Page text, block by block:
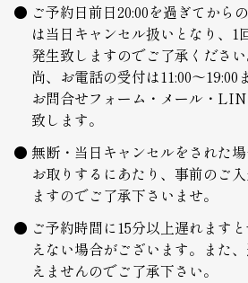
ご予約日前日20:00を過ぎてから
は当日キャンセル扱いとなり、1
発生致しますのでご了承ください
尚、お電話の受付は11:00～19:00
お問合せフォーム・メール・
致します。
無断・当日キャンセルをされた
お取りするにあたり、事前のご
ますのでご了承下さいませ。
ご予約時間に15分以上遅れます
えない場合がございます。また
えませんのでご了承下さい。